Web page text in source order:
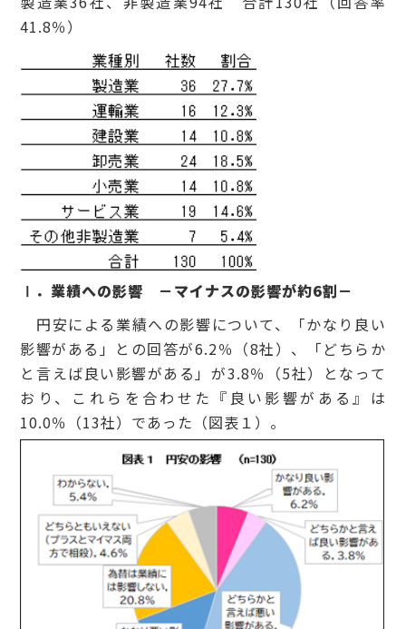
41.8％）
Ⅰ．業績への影響 －マイナスの影響が約6割－
円安による業績への影響について、「かなり良い
影響がある」との回答が6.2％（8社）、「どちらか
と言えば良い影響がある」が3.8％（5社）となって
おり、これらを合わせた『良い影響がある』は
10.0％（13社）であった（図表１）。